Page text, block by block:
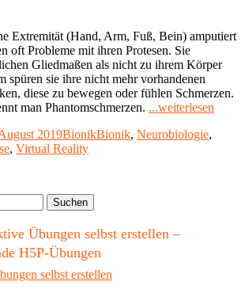
Extremität (Hand, Arm, Fuß, Bein) amputiert
oft Probleme mit ihren Protesen. Sie
Gliedmaßen als nicht zu ihrem Körper
spüren sie ihre nicht mehr vorhandenen
diese zu bewegen oder fühlen Schmerzen.
man Phantomschmerzen. ...weiterlesen
2019Kategorien
BionikSchlagwörter
Bionik, Neurobiologie,
, Virtual Reality
Übungen selbst erstellen –
H5P-Übungen